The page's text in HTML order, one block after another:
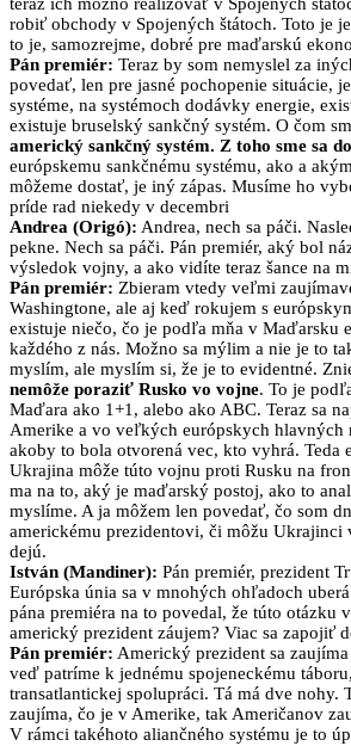
teraz ich možno realizovať v Spojených
robiť obchody v Spojených štátoch. Toto je
to je, samozrejme, dobré pre maďarskú
Pán premiér: Teraz by som nemyslel za
povedať, len pre jasné pochopenie situácie,
systéme, na systémoch dodávky energie,
existuje bruselský sankčný systém. O čom
americký sankčný systém. Z toho sme sa
európskemu sankčnému systému, ako a
môžeme dostať, je iný zápas. Musíme ho
príde rad niekedy v decembri
Andrea (Origó): Andrea, nech sa páči.
pekne. Nech sa páči. Pán premiér, aký bol
výsledok vojny, a ako vidíte teraz šance na
Pán premiér: Zbieram vtedy veľmi
Washingtone, ale aj keď rokujem s
existuje niečo, čo je podľa mňa v Maďarsku
každého z nás. Možno sa mýlim a nie je to
myslím, ale myslím si, že je to evidentné.
nemôže poraziť Rusko vo vojne. To je
Maďara ako 1+1, alebo ako ABC. Teraz sa
Amerike a vo veľkých európskych hlavných
akoby to bola otvorená vec, kto vyhrá. Teda
Ukrajina môže túto vojnu proti Rusku na
ma na to, aký je maďarský postoj, ako to
myslíme. A ja môžem len povedať, čo som
americkému prezidentovi, či môžu Ukrajinci
dejú.
István (Mandiner): Pán premiér, prezident
Európska únia sa v mnohých ohľadoch
pána premiéra na to povedal, že túto otázku
americký prezident záujem? Viac sa zapojiť
Pán premiér: Americký prezident sa
veď patríme k jednému spojeneckému
transatlantickej spolupráci. Tá má dve nohy.
zaujíma, čo je v Amerike, tak Američanov
V rámci takéhoto aliančného systému je to